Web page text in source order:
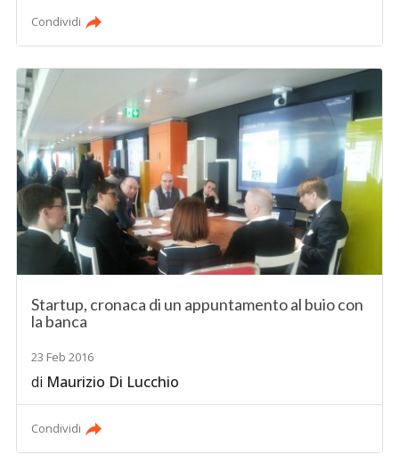
Condividi
Startup, cronaca di un appuntamento al buio con
la banca
23 Feb 2016
di Maurizio Di Lucchio
Condividi